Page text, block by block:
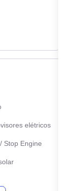
elétricos
Stop Engine